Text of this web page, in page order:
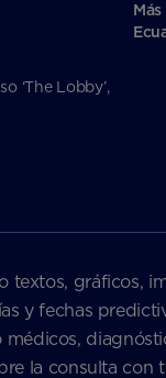
‘The Lobby’,
gráficos,
y fechas
la consulta